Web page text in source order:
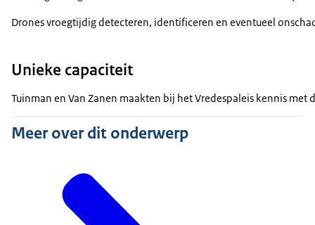
Drones vroegtijdig detecteren, identificeren en eventueel
Unieke capaciteit
Tuinman en Van Zanen maakten bij het Vredespaleis kennis
Meer over dit onderwerp